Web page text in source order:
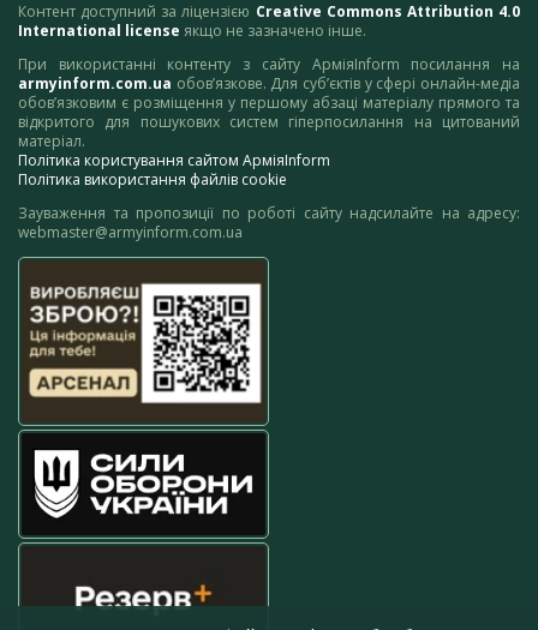
Контент доступний за ліцензією Creative Commons Attribution 4.0
International license якщо не зазначено інше.
При використанні контенту з сайту АрміяInform посилання на
armyinform.com.ua обов’язкове. Для суб’єктів у сфері онлайн-медіа
обов’язковим є розміщення у першому абзаці матеріалу прямого та
відкритого для пошукових систем гіперпосилання на цитований
матеріал.
Політика користування сайтом АрміяInform
Політика використання файлів cookie
Зауваження та пропозиції по роботі сайту надсилайте на адресу:
webmaster@armyinform.com.ua